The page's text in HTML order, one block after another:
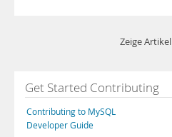
Zeige Artikel
Get Started Contributing
Contributing to MySQL
Developer Guide